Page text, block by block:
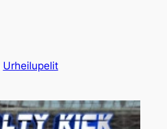
Urheilupelit